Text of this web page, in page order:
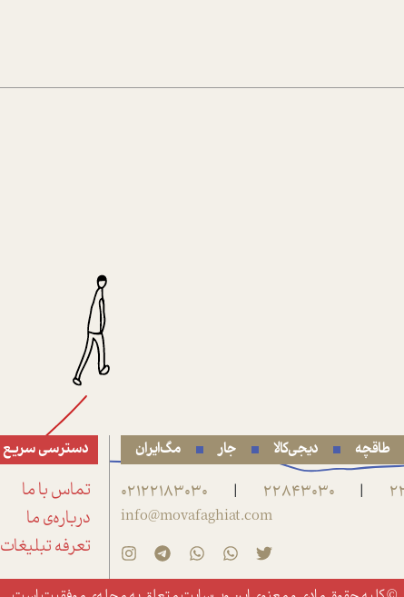
طاقچه دیجی‌کالا جار مگ‌ایران
|
22843030
|
02122183030
info@movafaghiat.com
دسترسی سریع
تماس با ما
درباره‌ی ما
تعرفه تبلیغات